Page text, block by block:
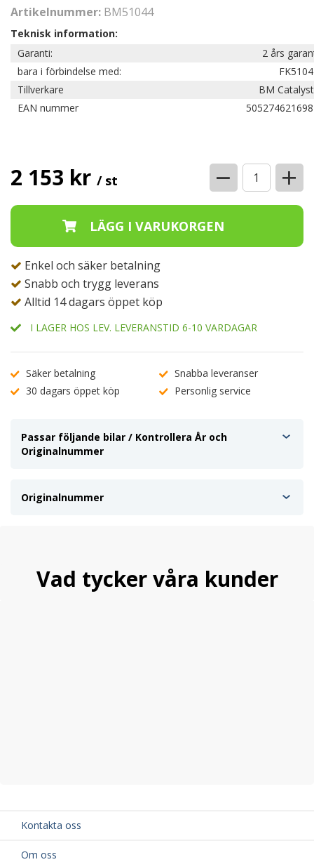
Artikelnummer: BM51044
Teknisk information:
Garanti:
2 års
bara i förbindelse med:
Tillverkare
BM
EAN nummer
2 153 kr / st − +
Enkel och säker betalning
Snabb och trygg leverans
Alltid 14 dagars öppet köp
I LAGER HOS LEV. LEVERANSTID 6-10 VARDAGAR
Säker betalning
Snabba leveranser
30 dagars öppet köp
Personlig service
Passar följande bilar / Kontrollera År och
Originalnummer
Originalnummer
Vad tycker våra kunder
Kontakta oss
Om oss